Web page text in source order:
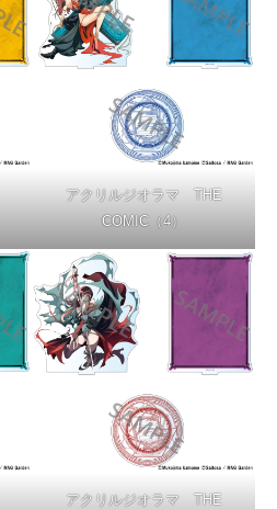
アクリルジオラマ THE
COMIC（4）
アクリルジオラマ THE